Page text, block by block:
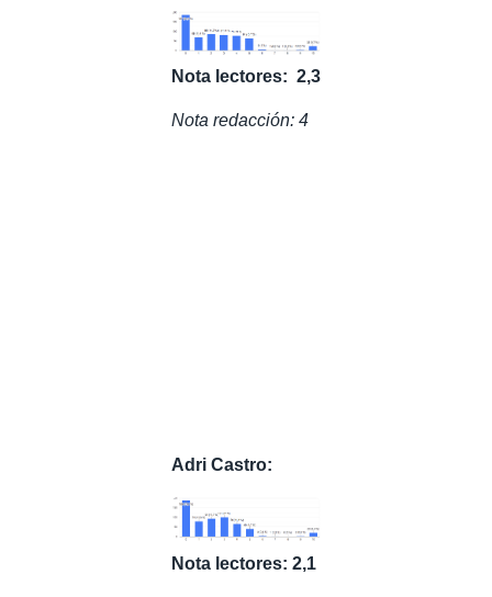
Nota lectores: 2,3
Nota redacción: 4
Adri Castro:
Nota lectores: 2,1